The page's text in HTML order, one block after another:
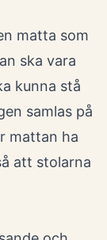
matta som
ska vara
kunna stå
samlas på
mattan ha
att stolarna